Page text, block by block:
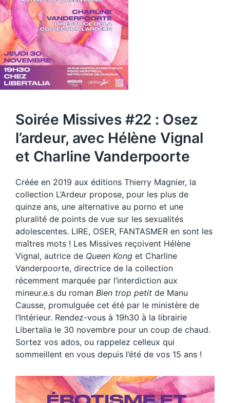
Soirée Missives #22 : Osez
l’ardeur, avec Hélène Vignal
et Charline Vanderpoorte
Créée en 2019 aux éditions Thierry Magnier, la
collection L’Ardeur propose, pour les plus de
quinze ans, une alternative au porno et une
pluralité de points de vue sur les sexualités
adolescentes. LIRE, OSER, FANTASMER en sont les
maîtres mots ! Les Missives reçoivent Hélène
Vignal, autrice de Queen Kong et Charline
Vanderpoorte, directrice de la collection
récemment marquée par l’interdiction aux
mineur.e.s du roman Bien trop petit de Manu
Causse, promulguée cet été par le ministère de
l’Intérieur. Rendez-vous à 19h30 à la librairie
Libertalia le 30 novembre pour un coup de chaud.
Sortez vos ados, ou rappelez celleux qui
sommeillent en vous depuis l’été de vos 15 ans !